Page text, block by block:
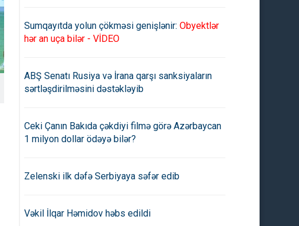
Sumqayıtda yolun çökməsi genişlənir: Obyektlər
hər an uça bilər - VİDEO
ABŞ Senatı Rusiya və İrana qarşı sanksiyaların
sərtləşdirilməsini dəstəkləyib
Ceki Çanın Bakıda çəkdiyi filmə görə Azərbaycan
1 milyon dollar ödəyə bilər?
Zelenski ilk dəfə Serbiyaya səfər edib
Vəkil İlqar Həmidov həbs edildi